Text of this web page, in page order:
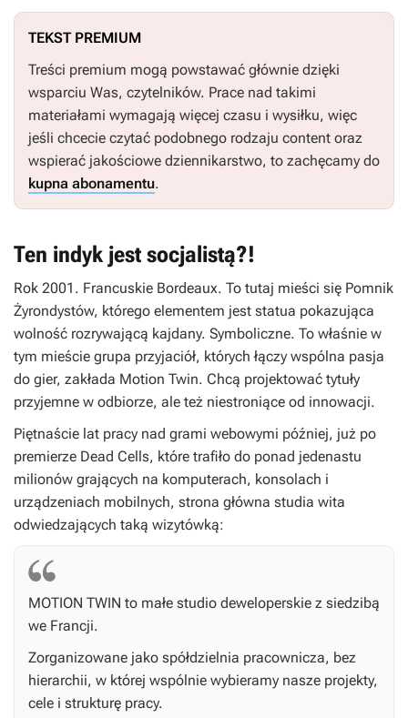
TEKST PREMIUM
Treści premium mogą powstawać głównie dzięki
wsparciu Was, czytelników. Prace nad takimi
materiałami wymagają więcej czasu i wysiłku, więc
jeśli chcecie czytać podobnego rodzaju content oraz
wspierać jakościowe dziennikarstwo, to zachęcamy do
kupna abonamentu.
Ten indyk jest socjalistą?!
Rok 2001. Francuskie Bordeaux. To tutaj mieści się Pomnik
Żyrondystów, którego elementem jest statua pokazująca
wolność rozrywającą kajdany. Symboliczne. To właśnie w
tym mieście grupa przyjaciół, których łączy wspólna pasja
do gier, zakłada Motion Twin. Chcą projektować tytuły
przyjemne w odbiorze, ale też niestroniące od innowacji.
Piętnaście lat pracy nad grami webowymi później, już po
premierze Dead Cells, które trafiło do ponad jedenastu
milionów grających na komputerach, konsolach i
urządzeniach mobilnych, strona główna studia wita
odwiedzających taką wizytówką:
MOTION TWIN to małe studio deweloperskie z siedzibą
we Francji.
Zorganizowane jako spółdzielnia pracownicza, bez
hierarchii, w której wspólnie wybieramy nasze projekty,
cele i strukturę pracy.